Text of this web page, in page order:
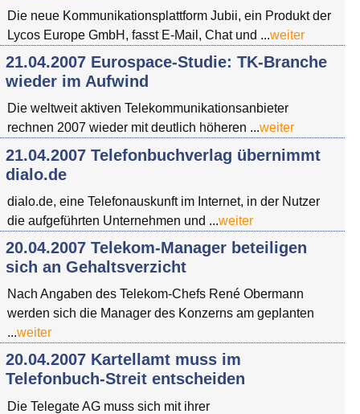
Die neue Kommunikationsplattform Jubii, ein Produkt der
Lycos Europe GmbH, fasst E-Mail, Chat und ...weiter
21.04.2007 Eurospace-Studie: TK-Branche
wieder im Aufwind
Die weltweit aktiven Telekommunikationsanbieter
rechnen 2007 wieder mit deutlich höheren ...weiter
21.04.2007 Telefonbuchverlag übernimmt
dialo.de
dialo.de, eine Telefonauskunft im Internet, in der Nutzer
die aufgeführten Unternehmen und ...weiter
20.04.2007 Telekom-Manager beteiligen
sich an Gehaltsverzicht
Nach Angaben des Telekom-Chefs René Obermann
werden sich die Manager des Konzerns am geplanten
...weiter
20.04.2007 Kartellamt muss im
Telefonbuch-Streit entscheiden
Die Telegate AG muss sich mit ihrer